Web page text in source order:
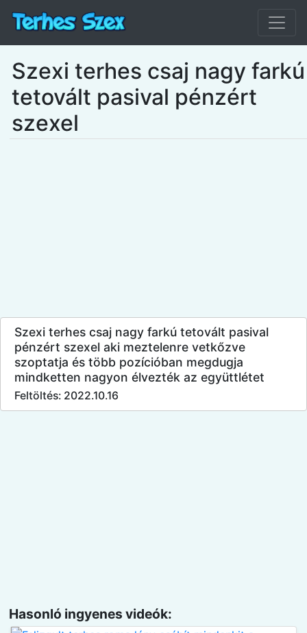
Szexi terhes csaj nagy farkú
tetovált pasival pénzért
szexel
Szexi terhes csaj nagy farkú tetovált pasival
pénzért szexel aki meztelenre vetkőzve
szoptatja és több pozícióban megdugja
mindketten nagyon élvezték az együttlétet
Feltöltés: 2022.10.16
Hasonló ingyenes videók: